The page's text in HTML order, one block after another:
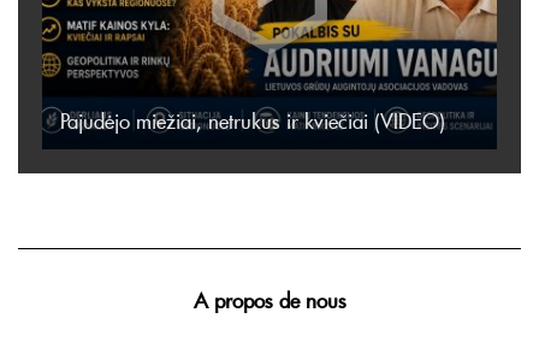
Pajudėjo miežiai, netrukus ir kviečiai (VIDEO)
A propos de nous